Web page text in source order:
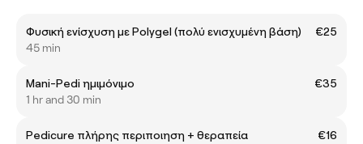
Φυσική ενίσχυση με Polygel (πολύ ενισχυμένη βάση)
€25
45 min
Mani-Pedi ημιμόνιμο
€35
1 hr and 30 min
Pedicure πλήρης περιποιηση + θεραπεία
€16